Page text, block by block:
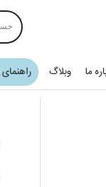
ما وبلاگ